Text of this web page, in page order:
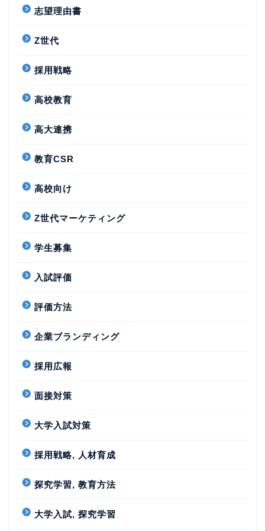
志望理由書
Z世代
採用戦略
高校教育
高大連携
教育CSR
高校向け
Z世代マーケティング
学生募集
入試評価
評価方法
企業ブランディング
採用広報
面接対策
大学入試対策
採用戦略, 人材育成
探究学習, 教育方法
大学入試, 探究学習